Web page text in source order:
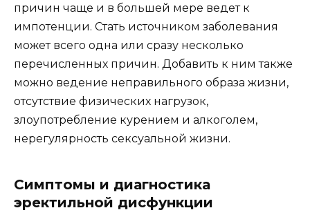
причин чаще и в большей мере ведет к
импотенции. Стать источником заболевания
может всего одна или сразу несколько
перечисленных причин. Добавить к ним также
можно ведение неправильного образа жизни,
отсутствие физических нагрузок,
злоупотребление курением и алкоголем,
нерегулярность сексуальной жизни.
Симптомы и диагностика
эректильной дисфункции